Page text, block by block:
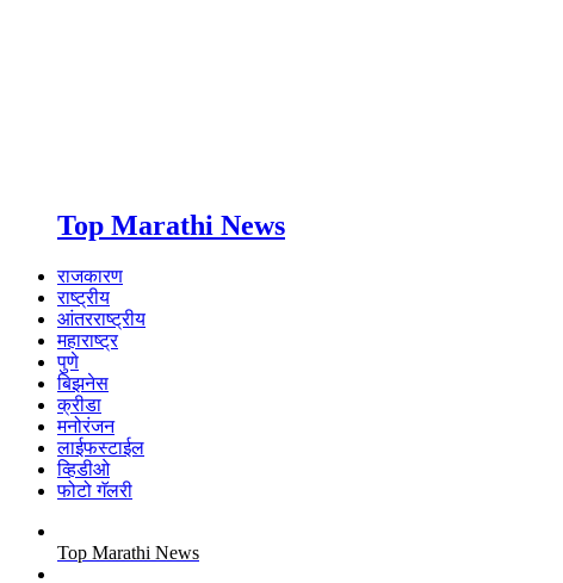
Top Marathi News
राजकारण
राष्ट्रीय
आंतरराष्ट्रीय
महाराष्ट्र
पुणे
बिझनेस
क्रीडा
मनोरंजन
लाईफस्टाईल
व्हिडीओ
फोटो गॅलरी
Top Marathi News